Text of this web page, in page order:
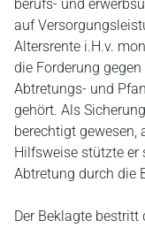
berufs- und
auf
Altersrente i.H.v.
die Forderung
Abtretungs- und
gehört. Als
berechtigt gewesen,
Hilfsweise stützte
Abtretung durch die
Der Beklagte